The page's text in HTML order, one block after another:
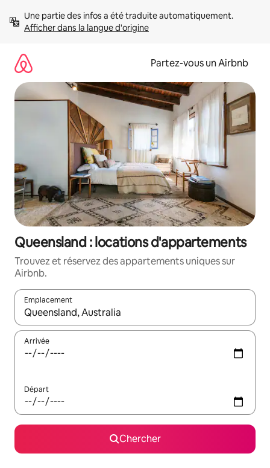
directement
Afficher dans la langue d'origine
Partez-vous un Airbnb
Queensland : locations d'appartements
Trouvez et réservez des appartements uniques sur
Airbnb.
Emplacement
Quand les résultats sont affichés, parcourez-les en utilisant
Arrivée
Départ
Chercher